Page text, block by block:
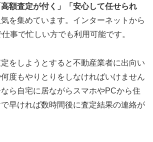
高額査定が付く」「安心して任せられ
を集めています。インターネットから
事で忙しい方でも利用可能です。
をしようとすると不動産業者に出向い
度もやりとりをしなければいけません
ら自宅に居ながらスマホやPCから住
早ければ数時間後に査定結果の連絡が